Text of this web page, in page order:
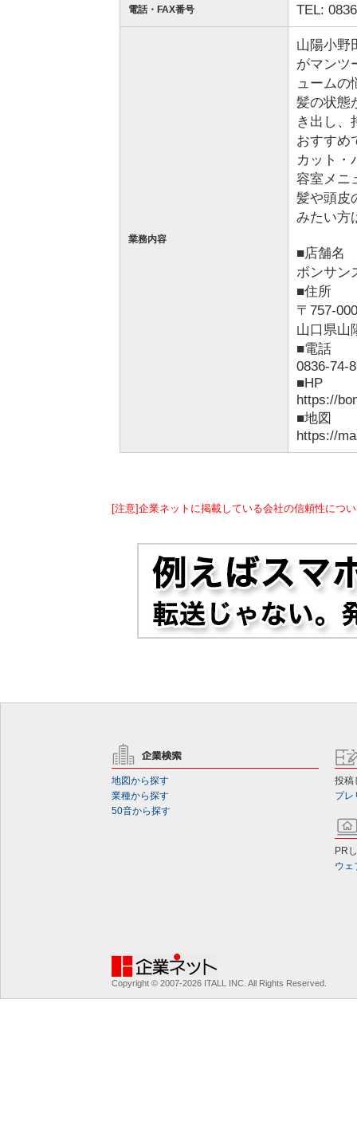
電話・FAX番号 TEL:
業務内容
山陽小野
がマンツ
ュームの
髪の状態
き出し、
おすすめ
カット・
容室メニ
髪や頭皮
みたい方
■店舗名
ボンサン
■住所
〒757-
山口県山
■電話
0836-74-
■HP
https://
■地図
https://
[注意]企業ネットに掲載している会社の信頼性につ
地図から探す
業種から探す
50音から探す
投稿
プレ
PR
ウェ
Copyright © 2007-2026 ITALL INC. All Rights Reserved.